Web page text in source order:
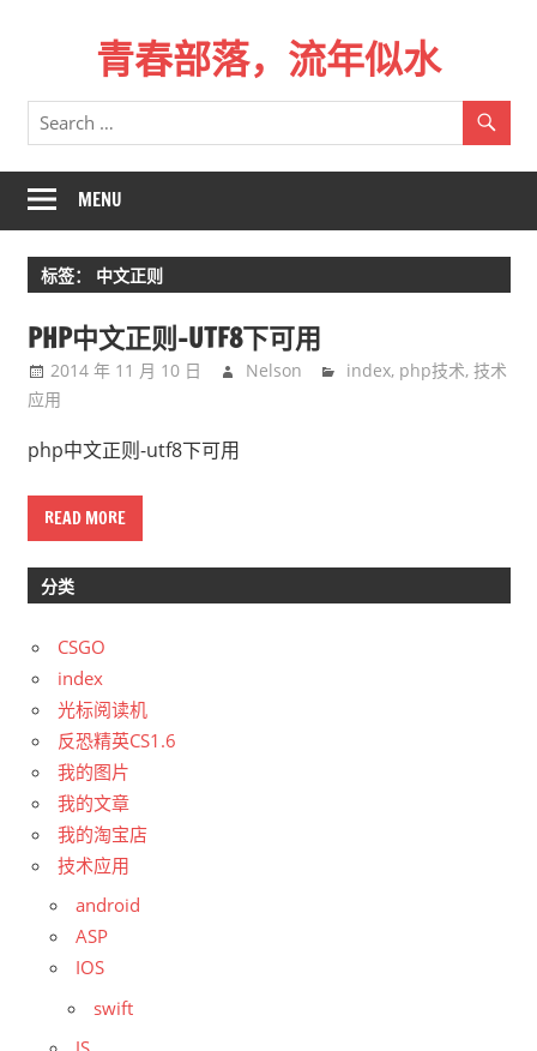
青春部落，流年似水
青
春
一
场
远
行，
记
不
起
来
的
路。
MENU
标签： 中文正则
PHP中文正则-UTF8下可用
2014 年 11 月 10 日 Nelson index, php技术,技术
应用
php中文正则-utf8下可用
READ MORE
分类
CSGO
index
光标阅读机
反恐精英CS1.6
我的图片
我的文章
我的淘宝店
技术应用
android
ASP
IOS
swift